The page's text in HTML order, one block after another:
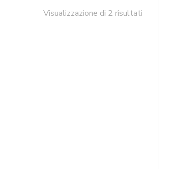
Visualizzazione di 2 risultati